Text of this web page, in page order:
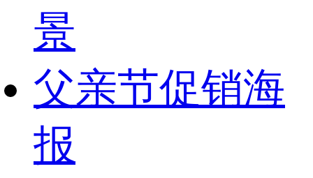
景
父亲节促销海
报